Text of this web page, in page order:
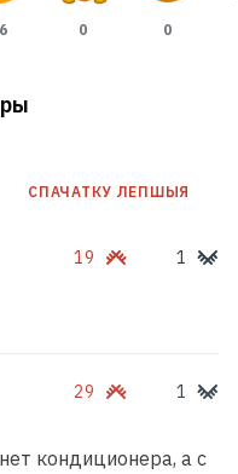
0 0
СПАЧАТКУ ЛЕПШЫЯ
19 1
29 1
кондиционера, а с